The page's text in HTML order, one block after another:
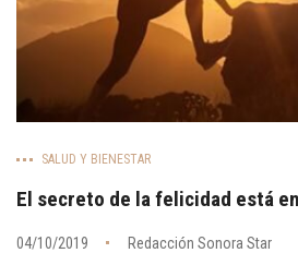
SALUD Y BIENESTAR
El secreto de la felicidad está
04/10/2019 Redacción Sonora Star